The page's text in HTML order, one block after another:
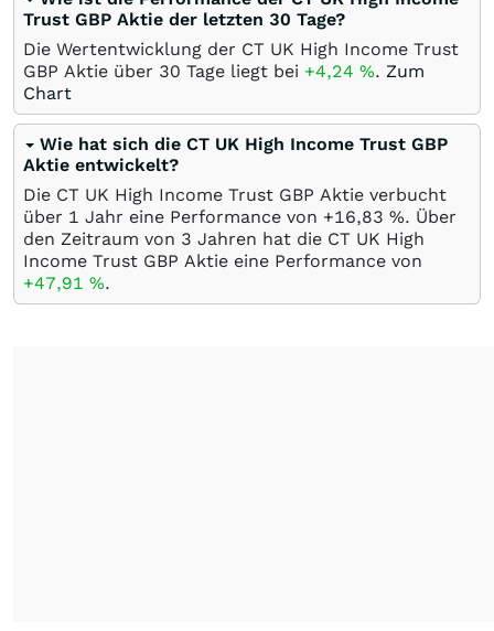
Trust GBP Aktie der letzten 30 Tage?
Die Wertentwicklung der CT UK High Income Trust
GBP Aktie über 30 Tage liegt bei +4,24 %. Zum
Chart
Wie hat sich die CT UK High Income Trust GBP
Aktie entwickelt?
Die CT UK High Income Trust GBP Aktie verbucht
über 1 Jahr eine Performance von +16,83 %. Über
den Zeitraum von 3 Jahren hat die CT UK High
Income Trust GBP Aktie eine Performance von
+47,91 %.